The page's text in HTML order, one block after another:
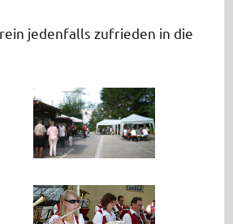
jedenfalls zufrieden in die